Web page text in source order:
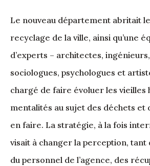
Le nouveau département abritait
recyclage de la ville, ainsi qu’une
d’experts – architectes,
sociologues, psychologues et
chargé de faire évoluer les vieilles
mentalités au sujet des déchets et
en faire. La stratégie, à la fois
visait à changer la perception, tant
du personnel de l’agence, des